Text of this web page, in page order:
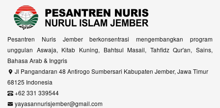
Pesantren Nuris Jember berkonsentrasi mengembangkan program
unggulan Aswaja, Kitab Kuning, Bahtsul Masail, Tahfidz Qur'an, Sains,
Bahasa Arab & Inggris
Jl Pangandaran 48 Antirogo Sumbersari Kabupaten Jember, Jawa Timur
68125 Indonesia
+62 331 339544
yayasannurisjember@gmail.com